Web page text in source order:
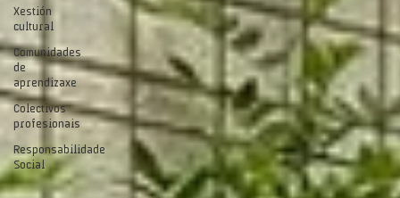
Xestión
cultural
Comunidades
de
aprendizaxe
Colectivos
profesionais
Responsabilidade
Social